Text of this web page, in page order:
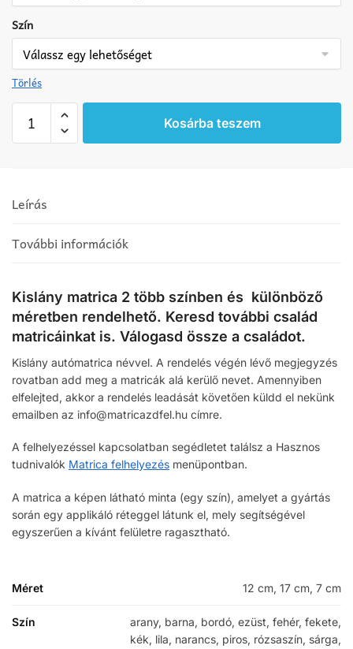
Szín
Törlés
matrica
2
Kosárba teszem
Leírás
További információk
Kislány matrica 2 több színben és különböző
méretben rendelhető. Keresd további család
matricáinkat is. Válogasd össze a családot.
Kislány autómatrica névvel. A rendelés végén lévő megjegyzés
rovatban add meg a matricák alá kerülő nevet. Amennyiben
elfelejted, akkor a rendelés leadását követően küldd el nekünk
emailben az info@matricazdfel.hu címre.
A felhelyezéssel kapcsolatban segédletet találsz a Hasznos
tudnivalók Matrica felhelyezés menüpontban.
A matrica a képen látható minta (egy szín), amelyet a gyártás
során egy applikáló réteggel látunk el, mely segítségével
egyszerűen a kívánt felületre ragasztható.
Méret 12 cm, 17 cm, 7 cm
Szín
arany, barna, bordó, ezüst, fehér, fekete,
kék, lila, narancs, piros, rózsaszín, sárga,